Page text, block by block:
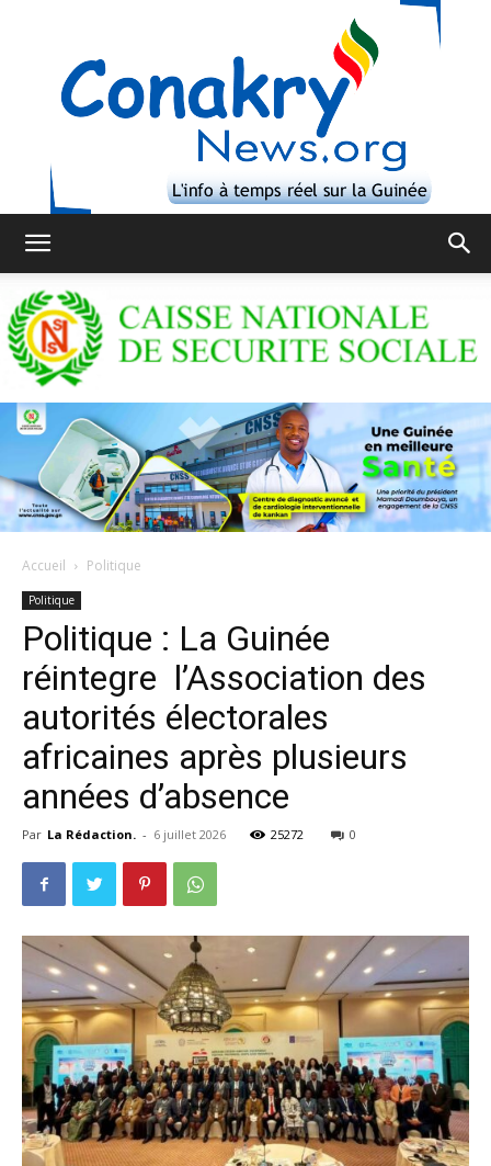
Accueil Politique
Politique
Politique : La Guinée
réintegre l’Association des
autorités électorales
africaines après plusieurs
années d’absence
Par La Rédaction. - 6 juillet 2026 25272 0